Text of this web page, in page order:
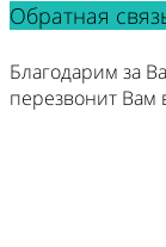
Обратная
Благодарим за
перезвонит